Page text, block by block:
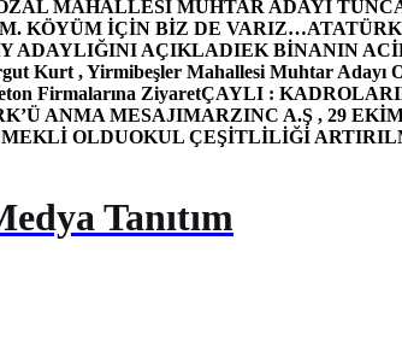
MAHALLESİ MUHTAR ADAYI
KÖYÜM İÇİN BİZ DE VARIZ…
ADAYLIĞINI AÇIKLADIEK BİNANIN
Kurt , Yirmibeşler Mahallesi Muhtar Adayı
Firmalarına ZiyaretÇAYLI :
ANMA MESAJIMARZINC A.Ş , 29
OLDUOKUL ÇEŞİTLİLİĞİ
Tanıtım